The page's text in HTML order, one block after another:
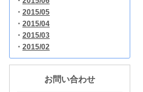
・ 2015/05
・ 2015/04
・ 2015/03
・ 2015/02
お問い合わせ